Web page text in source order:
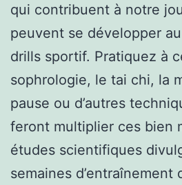
qui contribuent à notre
peuvent se développer
drills sportif. Pratiquez à
sophrologie, le tai chi, la
pause ou d’autres
feront multiplier ces bien
études scientifiques
semaines d’entraînement